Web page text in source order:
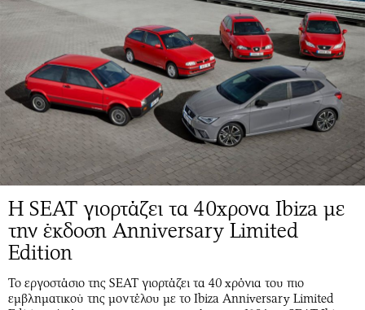
Η SEAT γιορτάζει τα 40χρονα Ibiza με
την έκδοση Anniversary Limited
Edition
Το εργοστάσιο της SEAT γιορτάζει τα 40 χρόνια του πιο
εμβληματικού της μοντέλου με το Ibiza Anniversary Limited